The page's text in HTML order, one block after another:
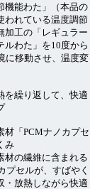
機能わた」（本品の
われている温度調節
加工の「レギュラー
ルわた」を10度から
に移動させ、温度変
を繰り返して、快適
材「PCMナノカプセ
み
材の繊維に含まれる
プセルが、すばやく
・放熱しながら快適